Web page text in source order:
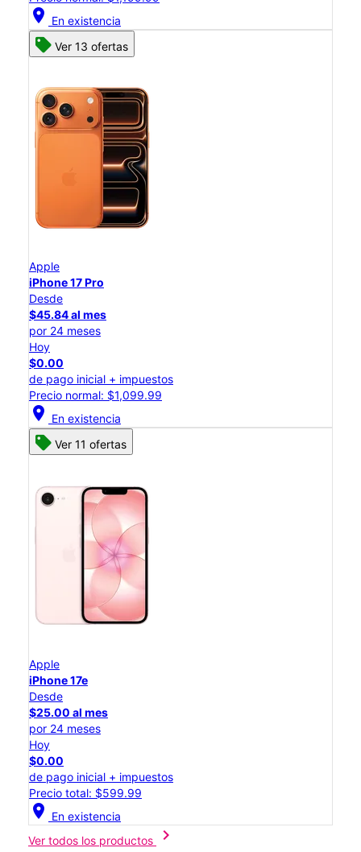
location_on En existencia
Ver 13 ofertas
Apple
iPhone 17 Pro
Desde
$45.84 al mes
por 24 meses
Hoy
$0.00
de pago inicial + impuestos
Precio normal: $1,099.99
location_on En existencia
Ver 11 ofertas
Apple
iPhone 17e
Desde
$25.00 al mes
por 24 meses
Hoy
$0.00
de pago inicial + impuestos
Precio total: $599.99
location_on En existencia
Ver todos los productos
chevron_right